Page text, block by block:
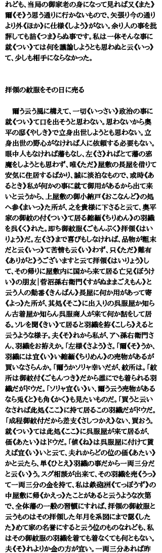
れども、当局の御家老の身になって見れば又《また》
爾《そ》う思う通りに行かないもので、矢張り今の通り
より外《ほか》に仕様《しよう》がない。余り人の事を批
評しても詰《つま》らぬ事です。私は一体そんな事に
就《つい》ては何を議論しようとも思わぬと云《いっ》
て、少しも相手にならなかった。
拝領の紋服をその日に売る
爾う云う風に構えて、一切《いっさい》政治の事に
就《つい》て口を出そうと思わない。思わないから奥
平の邸《やしき》で立身出世しようとも思わない。立
身出世の野心がなければ人に依頼する必要もない。
眼中人もなければ藩もなし、左《さ》ればとて藩の邪
魔をしようとも思わず、唯《ただ》屋敷の長屋を借りて
安気に住居するばかり、誠に淡泊なもので、或時《あ
るとき》私が何かの事に就て御用があるから出て来
いと云うから、上屋敷の御小納戸《おこなんど》の処
へ参《まいっ》た所が、之を貴様に下さると云て、奥平
家の御紋の付《つい》て居る縮緬《ちりめん》の羽織
を呉《く》れた。即ち御紋服《ごもんぷく》拝領《はい
りょう》だ。左《さ》まで喜びもしなければ、品物が粗末
だと云《いっ》て苦情も云《い》わず、只《ただ》難有
《ありがと》うございますと云て拝領《はいりょう》し
て、その帰りに屋敷内に国から来て居る亡兄《ぼうけ
い》の朋友｜菅沼孫右衛門《すがぬままごえもん》と
云う人の勤番《きんばん》長屋に何か用があって寄
《よっ》た所が、其処《そこ》に出入りの呉服屋か知ら
ん古着屋か知らん呉服商人が来て何か話をして居
る。ソレを聞《きい》て居ると羽織を拵《こしら》えると
云うような様子。夫《そ》れから私が、アヽ孫右衛門さ
ん、羽織をお拵えか。「左様《さよう》さ。「爾《そ》うか、
羽織には宜《い》い縮緬《ちりめん》の売物があるが
買いなさらんか。「爾うかソリャ幸いだが、紋所は。「紋
所は御紋付《ごもんつき》だから誰にでも着られる羽
織だがドウだ。「ソリャ宜《い》い、爾う云う売物がある
なら兎《と》も角《かく》も見たいものだ。「買うと云い
なされば此処《ここ》に持て居るこの羽織だがドウだ。
「成程御紋付だから差支《さしつかえ》ない、買おう。
就《つい》ては此処《ここ》に呉服屋が来て居るが、
価《あたい》はドウだ。「値《ね》は呉服屋に付けて貰
えば宜《い》いと云て、夫れからどの位の価《あたい》
かと云たら、単《ひとえ》羽織の事だから一両三分だ
と云《い》う。スグ相談が出来て、その羽織を売《うっ》
て一両三分の金を持て、私は鉄砲洲《てっぽうず》の
中屋敷に帰《かえっ》たことがあると云うような次第
で、全体藩の一般の習慣にすれば、拝領の御紋服と
云うものはその拝領した年月を系図にまで認《した
た》めて家の名誉にすると云う位のものなれども、私
はその御紋服の羽織を着ても着なくても何ともない。
夫《そ》れよりか金の方が宜い。一両三分あれば昨